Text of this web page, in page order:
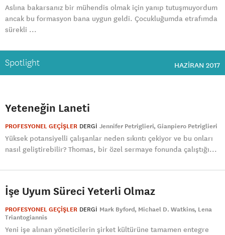
Aslına bakarsanız bir mühendis olmak için yanıp tutuşmuyordum
ancak bu formasyon bana uygun geldi. Çocukluğumda etrafımda
sürekli ...
Spotlight HAZIRAN 2017
Yeteneğin Laneti
PROFESYONEL GEÇİŞLER DERGI Jennifer Petriglieri Gianpiero Petriglieri
Yüksek potansiyelli çalışanlar neden sıkıntı çekiyor ve bu onları
nasıl geliştirebilir? Thomas, bir özel sermaye fonunda çalıştığı...
İşe Uyum Süreci Yeterli Olmaz
PROFESYONEL GEÇİŞLER DERGI Mark Byford Michael D. Watkins Lena
Triantogiannis
Yeni işe alınan yöneticilerin şirket kültürüne tamamen entegre